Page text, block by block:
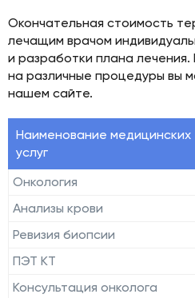
Окончательная стоимость
лечащим врачом
и разработки плана
на различные процедуры вы
нашем сайте.
Наименование медицинских
услуг
Онкология
Анализы крови
Ревизия биопсии
ПЭТ КТ
Консультация онколога